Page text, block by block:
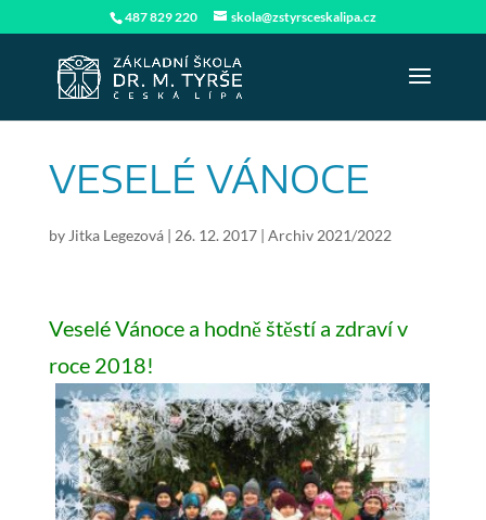
487 829 220 skola@zstyrsceskalipa.cz
VESELÉ VÁNOCE
by Jitka Legezová| 26. 12. 2017| Archiv 2021/2022
Veselé Vánoce a hodně štěstí a zdraví v
roce 2018!